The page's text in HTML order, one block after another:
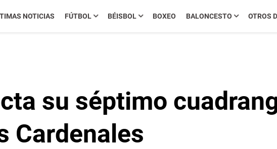
NOTICIAS FÚTBOL BÉISBOL BOXEO BALONCESTO OTROS
su séptimo
Cardenales